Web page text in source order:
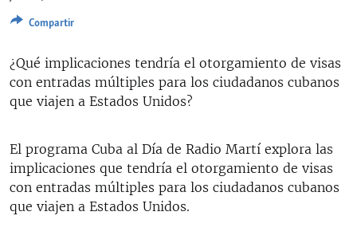
RADIO MARTÍ
ESPECIALES
LA REALIDAD DE LA VIVIENDA EN CUBA
KENTU-CUBANO
LOS SANTOS DE HIALEAH
DESINFORMACIÓN RUSA EN AMÉRICA LATINA
MULTIMEDIA
EDITORIALES
SÍGUENOS
Compartir
¿Qué implicaciones tendría el otorgamiento de visas
con entradas múltiples para los ciudadanos cubanos
que viajen a Estados Unidos?
El programa Cuba al Día de Radio Martí explora las
implicaciones que tendría el otorgamiento de visas
con entradas múltiples para los ciudadanos cubanos
que viajen a Estados Unidos.